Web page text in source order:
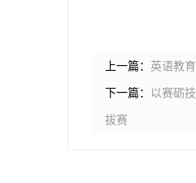
上一篇： 英语教
下一篇： 以赛砺
拔赛